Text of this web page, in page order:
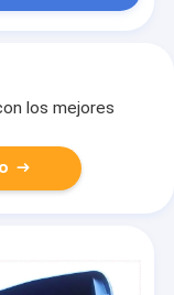
los mejores